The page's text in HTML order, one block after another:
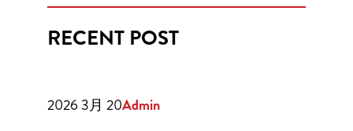
RECENT POST
2026 3月 20Admin